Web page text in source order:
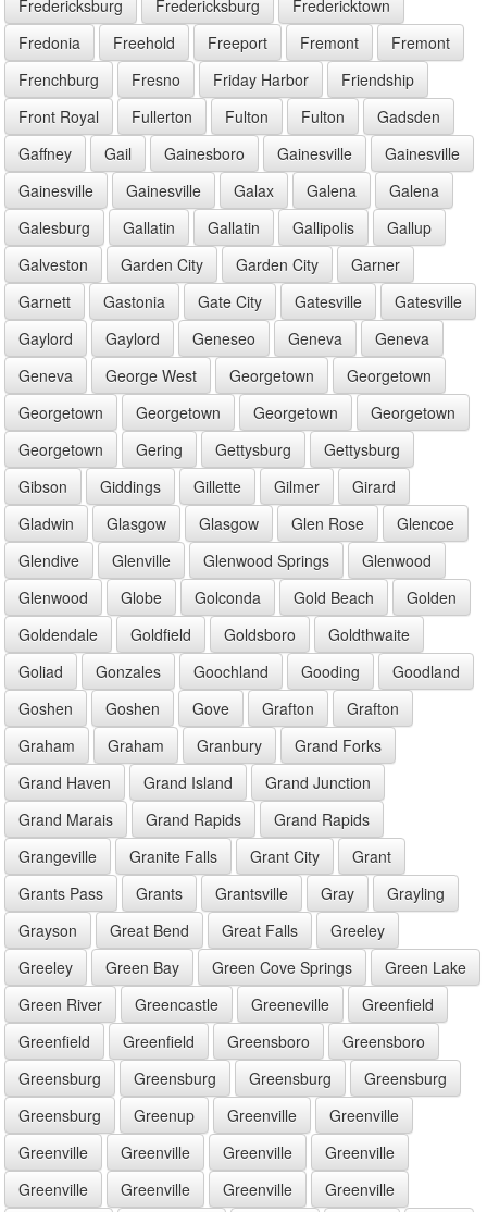
Fredericksburg
Fredericksburg
Fredericktown
Fredonia
Freehold Freeport Fremont
Fremont
Frenchburg
Fresno Friday Harbor
Friendship
Front Royal
Fullerton Fulton Fulton
Gadsden
Gaffney
Gail Gainesboro Gainesville
Gainesville
Gainesville
Gainesville Galax Galena
Galena
Galesburg
Gallatin Gallatin Gallipolis
Gallup
Galveston
Garden City Garden City
Garner
Garnett
Gastonia Gate City Gatesville
Gatesville
Gaylord
Gaylord Geneseo Geneva
Geneva
Geneva
George West Georgetown
Georgetown
Georgetown
Georgetown Georgetown
Georgetown
Georgetown
Gering Gettysburg
Gettysburg
Gibson
Giddings Gillette Gilmer
Girard
Gladwin
Glasgow Glasgow Glen Rose
Glencoe
Glendive
Glenville Glenwood Springs
Glenwood
Glenwood
Globe Golconda Gold Beach
Golden
Goldendale
Goldfield Goldsboro
Goldthwaite
Goliad
Gonzales Goochland Gooding
Goodland
Goshen
Goshen Gove Grafton
Grafton
Graham
Graham Granbury
Grand Forks
Grand Haven
Grand Island
Grand Junction
Grand Marais
Grand Rapids
Grand Rapids
Grangeville
Granite Falls Grant City
Grant
Grants Pass
Grants Grantsville Gray
Grayling
Grayson
Great Bend Great Falls
Greeley
Greeley
Green Bay Green Cove Springs
Green Lake
Green River
Greencastle Greeneville
Greenfield
Greenfield
Greenfield Greensboro
Greensboro
Greensburg
Greensburg Greensburg
Greensburg
Greensburg
Greenup Greenville
Greenville
Greenville
Greenville Greenville
Greenville
Greenville
Greenville Greenville
Greenville